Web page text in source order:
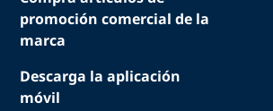
promoción comercial de la
marca
Descarga la aplicación
móvil